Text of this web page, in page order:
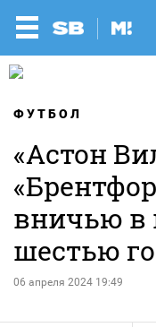
ФУТБОЛ
«Астон
вничью в
шестью
06 апреля 2024 19:49